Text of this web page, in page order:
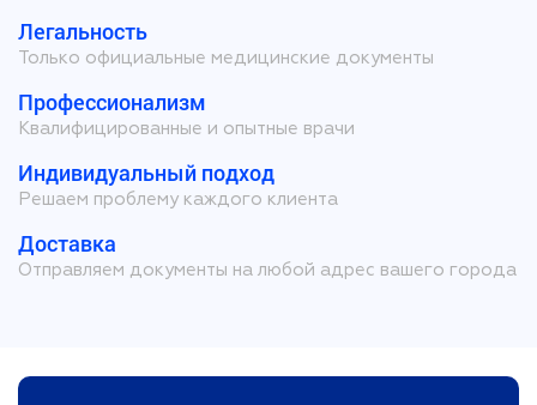
Легальность
Только официальные медицинские документы
Профессионализм
Квалифицированные и опытные врачи
Индивидуальный подход
Решаем проблему каждого клиента
Доставка
Отправляем документы на любой адрес вашего города